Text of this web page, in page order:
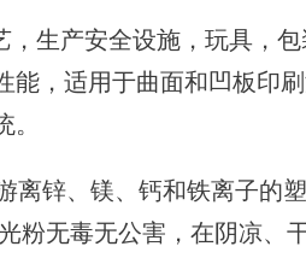
生产安全设施，玩具，
，适用于曲面和凹板印
。
锌、镁、钙和铁离子的
粉无毒无公害，在阴凉、